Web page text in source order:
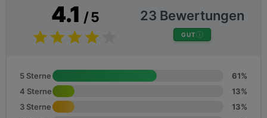
4.1 / 5 23 Bewertungen
GUT
5 Sterne
61%
4 Sterne
13%
3 Sterne
13%